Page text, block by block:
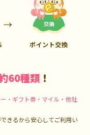
ポイント交換
60種類 ！
・ギフト券・マイル・他社
きるから安心してご利用い